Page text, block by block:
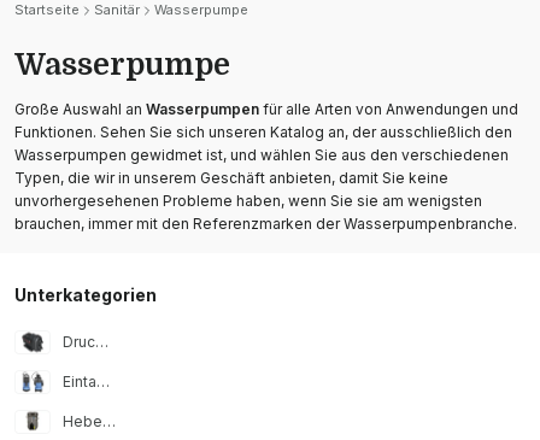
Startseite Sanitär Wasserpumpe
Wasserpumpe
Große Auswahl an Wasserpumpen für alle Arten von Anwendungen und
Funktionen. Sehen Sie sich unseren Katalog an, der ausschließlich den
Wasserpumpen gewidmet ist, und wählen Sie aus den verschiedenen
Typen, die wir in unserem Geschäft anbieten, damit Sie keine
unvorhergesehenen Probleme haben, wenn Sie sie am wenigsten
brauchen, immer mit den Referenzmarken der Wasserpumpenbranche.
Unterkategorien
Druckerhöhungsanlagen
Eintauchpumpen
Hebeanlagen